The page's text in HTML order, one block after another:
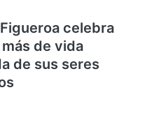
celebra
de vida
de sus seres